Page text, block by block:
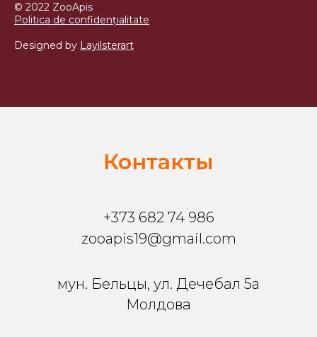
© 2022 ZooApis
Politica de confidențialitate
Designed by Layilsterart
Контакты
+373 682 74 986
zooapis19@gmail.com
мун. Бельцы, ул. Дечебал 5a
Молдова